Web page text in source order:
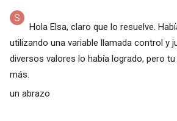
Hola Elsa, claro que lo resuelve.
utilizando una variable llamada control y
diversos valores lo había logrado, pero
más.
un abrazo